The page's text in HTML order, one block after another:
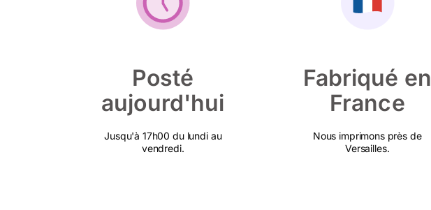
Posté
aujourd'hui
Jusqu'à 17h00 du lundi au
vendredi.
Fabriqué en
France
Nous imprimons près de
Versailles.